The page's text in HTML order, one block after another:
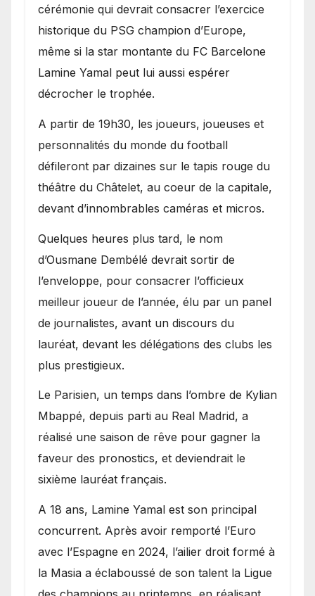
cérémonie qui devrait consacrer l’exercice
historique du PSG champion d’Europe,
même si la star montante du FC Barcelone
Lamine Yamal peut lui aussi espérer
décrocher le trophée.
A partir de 19h30, les joueurs, joueuses et
personnalités du monde du football
défileront par dizaines sur le tapis rouge du
théâtre du Châtelet, au coeur de la capitale,
devant d’innombrables caméras et micros.
Quelques heures plus tard, le nom
d’Ousmane Dembélé devrait sortir de
l’enveloppe, pour consacrer l’officieux
meilleur joueur de l’année, élu par un panel
de journalistes, avant un discours du
lauréat, devant les délégations des clubs les
plus prestigieux.
Le Parisien, un temps dans l’ombre de Kylian
Mbappé, depuis parti au Real Madrid, a
réalisé une saison de rêve pour gagner la
faveur des pronostics, et deviendrait le
sixième lauréat français.
A 18 ans, Lamine Yamal est son principal
concurrent. Après avoir remporté l’Euro
avec l’Espagne en 2024, l’ailier droit formé à
la Masia a éclaboussé de son talent la Ligue